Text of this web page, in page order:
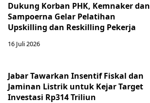
Dukung Korban PHK, Kemnaker dan
Sampoerna Gelar Pelatihan
Upskilling dan Reskilling Pekerja
16 Juli 2026
Jabar Tawarkan Insentif Fiskal dan
Jaminan Listrik untuk Kejar Target
Investasi Rp314 Triliun